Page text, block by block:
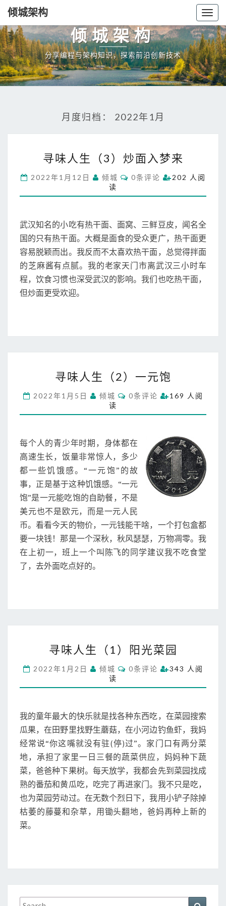
倾城架构
倾城架构
分享编程与架构知识，探索前沿创新技术
月度归档： 2022年1月
味
生
（
炒
面
入
梦
来
寻味人生（3）炒面入梦来
2022年1月12日 倾城
C
O
M
T
S
0条评论
202 人阅
读
武汉知名的小吃有热干面、面窝、三鲜豆皮，闻名全
国的只有热干面。大概是面食的受众更广，热干面更
容易脱颖而出。我反而不太喜欢热干面，总觉得拌面
的芝麻酱有点腻。我的老家天门市离武汉三小时车
程，饮食习惯也深受武汉的影响。我们也吃热干面，
但炒面更受欢迎。
味
生
（
一
元
饱
寻味人生（2）一元饱
2022年1月5日 倾城
C
O
M
T
S
0条评论
169 人阅
读
每个人的青少年时期，身体都在
高速生长，饭量非常惊人，多少
都一些饥饿感。“一元饱”的故
事，正是基于这种饥饿感。“一元
饱”是一元能吃饱的自助餐，不是
美元也不是欧元，而是一元人民
币。看看今天的物价，一元钱能干啥，一个打包盒都
要一块钱！那是一个深秋，秋风瑟瑟，万物凋零。我
在上初一，班上一个叫陈飞的同学建议我不吃食堂
了，去外面吃点好的。
味
生
（
阳
光
菜
园
寻味人生（1）阳光菜园
2022年1月2日 倾城
C
O
M
T
S
0条评论
343 人阅
读
我的童年最大的快乐就是找各种东西吃，在菜园搜索
瓜果，在田野里找野生蘑菇，在小河边钓鱼虾，我妈
经常说“你这嘴就没有驻(停)过”。家门口有两分菜
地，承担了家里一日三餐的蔬菜供应，妈妈种下蔬
菜，爸爸种下果树。每天放学，我都会先到菜园找成
熟的番茄和黄瓜吃，吃完了再进家门。我不只是吃，
也为菜园劳动过。在无数个烈日下，我用小铲子除掉
枯萎的藤蔓和杂草，用锄头翻地，爸妈再种上新的
菜。
Search